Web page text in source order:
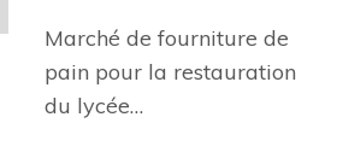
Marché de fourniture de
pain pour la restauration
du lycée…